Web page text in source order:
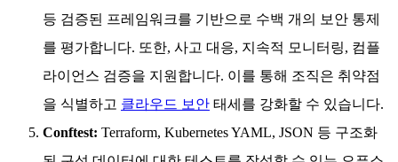
등 검증된 프레임워크를 기반으로 수백 개의 보안 통제
를 평가합니다. 또한, 사고 대응, 지속적 모니터링, 컴플
라이언스 검증을 지원합니다. 이를 통해 조직은 취약점
을 식별하고 클라우드 보안 태세를 강화할 수 있습니다.
Conftest: Terraform, Kubernetes YAML, JSON 등 구조화